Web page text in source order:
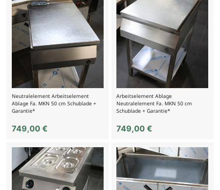
Neutralelement Arbeitselement
Ablage Fa. MKN 50 cm Schublade +
Garantie*
749,00 €
Arbeitselement Ablage
Neutralelement Fa. MKN 50 cm
Schublade + Garantie*
749,00€